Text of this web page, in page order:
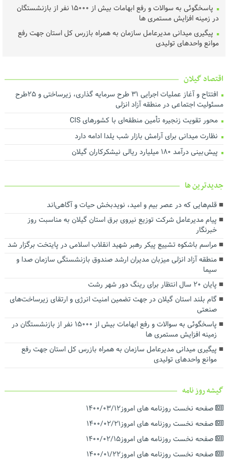
پاسخگوئی به سوالات و رفع ابهامات بیش از ۱۵۰۰۰ نفر از بازنشستگان
در زمینه افزایش مستمری ها
پیگیری میدانی مدیرعامل سازمان به همراه بازرس کل استان جهت رفع
موانع واحدهای تولیدی
رئیس، اعضای شورا و شهردار رشت با رئیس‌ کل دادگستری گیلان دیدار
کردند ‌
عملیات اجرای طرح هادی آغاز شد
خرید تضمینی گندم در گیلان آغاز شد
لزوم اجماع رسانه‌ای برای نجات محیط‌زیست گیلان
هم‌افزایی برای ارتقای فرهنگ مصرف و مدیریت بهینه انرژی
درآمد پایدار کلید توسعه شهری است
ارزش روز ۴۰ میلیارد تومانی پروژه برق اضطراری در شرکت آب منطقه‌ای
گیلان
توسعه حمل‌ونقل، انرژی و صنعت در دستور کار استانداری گیلان
رضایت بازنشستگان و بهبود معیشت و تکریم آنها سرلوحه اهداف
سازمانی است
اقتصاد گیلان
افتتاح و آغاز عملیات اجرایی ۳۱ طرح سرمایه گذاری، زیرساختی و ۲۵طرح
مسئولیت اجتماعی در منطقه آزاد انزلی
محور تقویت زنجیره تأمین منطقه‌ای با کشورهای CIS
نظارت میدانی برای آرامش بازار شب یلدا ادامه دارد
پیش بینی درآمد ۱۸۰ میلیارد ریالی نیشکرکاران گیلان
جديدترين ها
قلم‌هایی که در عصر بیم و امید، نویدبخش حیات و آگاهی‌اند
پیام مدیرعامل شرکت توزیع نیروی برق استان گیلان به مناسبت روز
خبرنگار ‌
مراسم باشکوه تشییع پیکر رهبر شهید انقلاب اسلامی در پایتخت برگزار شد
منطقه آزاد انزلی میزبان مدیران ارشد صندوق بازنشستگی سازمان صدا و
سیما
پایان ۲۰ سال انتظار برای رینگ دور شهر رشت
گام بلند استان گیلان در جهت تضمین امنیت انرژی و ارتقای زیرساخت‌های
صنعتی
پاسخگوئی به سوالات و رفع ابهامات بیش از ۱۵۰۰۰ نفر از بازنشستگان در
زمینه افزایش مستمری ها
پیگیری میدانی مدیرعامل سازمان به همراه بازرس کل استان جهت رفع
موانع واحدهای تولیدی
گیشه روز نامه
صفحه نخست روزنامه های امروز۱۴۰۰/۰۳/۱۲
صفحه نخست روزنامه های امروز۱۴۰۰/۰۲/۲۱
صفحه نخست روزنامه های امروز۱۴۰۰/۰۲/۱۵
صفحه نخست روزنامه های امروز۱۴۰۰/۰۱/۲۲